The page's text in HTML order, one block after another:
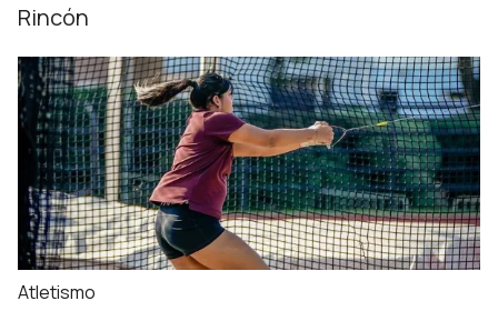
Rincón
Atletismo